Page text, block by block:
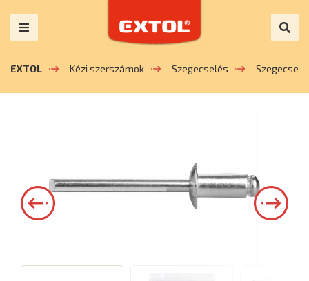
EXTOL Kézi szerszámok Szegecselés Szegecsek